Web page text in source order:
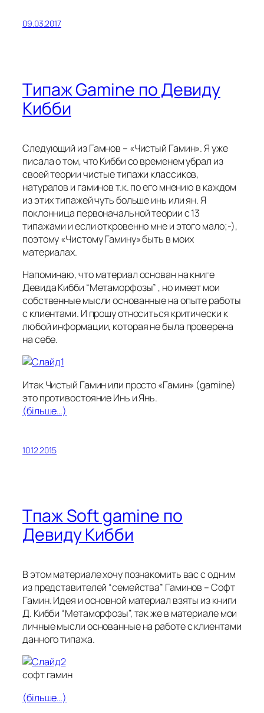
09.03.2017
Типаж Gamine по Девиду
Кибби
Следующий из Гамнов – «Чистый Гамин». Я уже
писала о том, что Кибби со временем убрал из
своей теории чистые типажи классиков,
натуралов и гаминов т.к. по его мнению в каждом
из этих типажей чуть больше инь или ян. Я
поклонница первоначальной теории с 13
типажами и если откровенно мне и этого мало;-),
поэтому «Чистому Гамину» быть в моих
материалах.
Напоминаю, что материал основан на книге
Девида Кибби “Метаморфозы” , но имеет мои
собственные мысли основанные на опыте работы
с клиентами. И прошу относиться критически к
любой информации, которая не была проверена
на себе.
Итак Чистый Гамин или просто «Гамин» (gamine)
это противостояние Инь и Янь.
(більше…)
10.12.2015
Тпаж Soft gamine по
Девиду Кибби
В этом материале хочу познакомить вас с одним
из представителей “семейства” Гаминов – Софт
Гамин. Идея и основной материал взяты из книги
Д. Кибби “Метаморфозы”, так же в материале мои
личные мысли основанные на работе с клиентами
данного типажа.
софт гамин
(більше…)